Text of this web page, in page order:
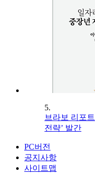
5.
브라보 리포
전략’ 발간
PC버전
공지사항
사이트맵